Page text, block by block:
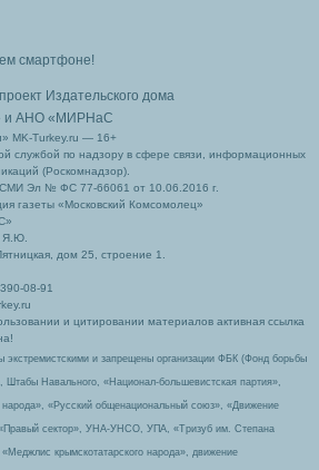
смартфоне!
Издательского дома
и АНО «МИРНаС
MK-Turkey.ru — 16+
службой по надзору в сфере связи, информационных
(Роскомнадзор).
СМИ Эл № ФС 77-66061 от 10.06.2016 г.
газеты «Московский Комсомолец»
Я.Ю.
дом 25, строение 1.
08-91
и цитировании материалов активная ссылка
экстремистскими и запрещены организации ФБК (Фонд борьбы
Штабы Навального, «Национал-большевистская партия»,
«Русский общенациональный союз», «Движение
«Правый сектор», УНА-УНСО, УПА, «Тризуб им. Степана
крымскотатарского народа», движение